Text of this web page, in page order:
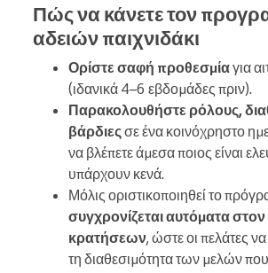
Πώς να κάνετε τον
αδειών παιχνιδάκι
Ορίστε σαφή προθεσμίαγια
(ιδανικά 4–6 εβδομάδες πριν).
Παρακολουθήστε ρόλους,
βάρδιεςσε ένα κοινόχρηστο
να βλέπετε άμεσα ποιος είναι
υπάρχουν κενά.
Μόλις οριστικοποιηθεί το
συγχρονίζεται αυτόματα
κρατήσεων, ώστε οι πελάτες
τη διαθεσιμότητα των μελών